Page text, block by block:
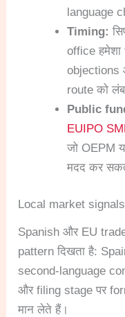
language
Timing:
office हमेशा
objections
route को
Public
EUIPO
जो OEPM
मदद कर
Local market
Spanish और EU
pattern दिखता है:
second-language
और filing stage पर
मान लेते हैं।